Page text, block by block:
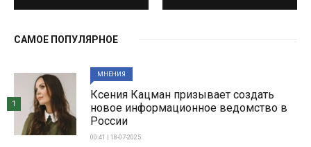
САМОЕ ПОПУЛЯРНОЕ
МНЕНИЯ
Ксения Кацман призывает создать
новое информационное ведомство в
России
00:41 | 18-07-2025
1